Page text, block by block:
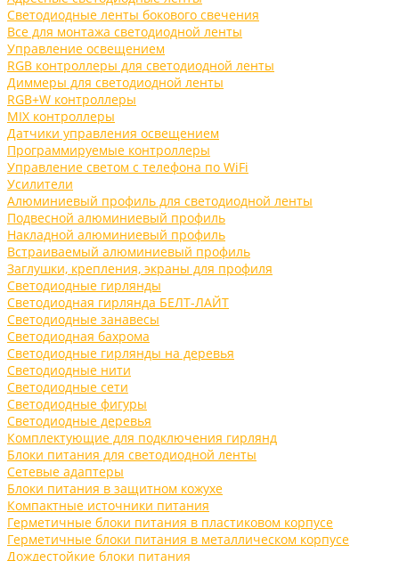
Светодиодные ленты бокового свечения
Все для монтажа светодиодной ленты
Управление освещением
RGB контроллеры для светодиодной ленты
Диммеры для светодиодной ленты
RGB+W контроллеры
MIX контроллеры
Датчики управления освещением
Программируемые контроллеры
Управление светом с телефона по WiFi
Усилители
Алюминиевый профиль для светодиодной ленты
Подвесной алюминиевый профиль
Накладной алюминиевый профиль
Встраиваемый алюминиевый профиль
Заглушки, крепления, экраны для профиля
Светодиодные гирлянды
Светодиодная гирлянда БЕЛТ-ЛАЙТ
Светодиодные занавесы
Светодиодная бахрома
Светодиодные гирлянды на деревья
Светодиодные нити
Светодиодные сети
Светодиодные фигуры
Светодиодные деревья
Комплектующие для подключения гирлянд
Блоки питания для светодиодной ленты
Сетевые адаптеры
Блоки питания в защитном кожухе
Компактные источники питания
Герметичные блоки питания в пластиковом корпусе
Герметичные блоки питания в металлическом корпусе
Дождестойкие блоки питания